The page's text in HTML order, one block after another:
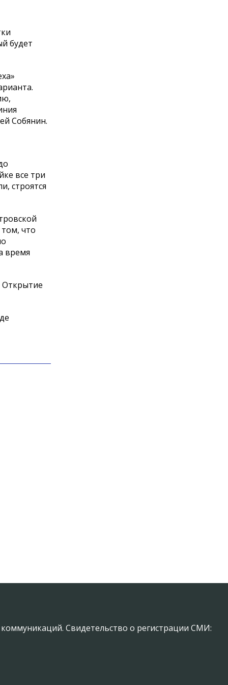
будет
Собянин.
все три
строятся
что
время
Открытие
Свидетельство о регистрации СМИ: